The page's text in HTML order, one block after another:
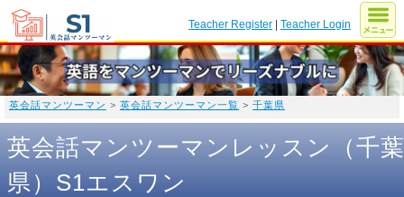
Teacher Register |Teacher Login
英会話マンツーマン > 英会話マンツーマン一覧 > 千葉県
英会話マンツーマンレッスン（千葉
県）S1エスワン